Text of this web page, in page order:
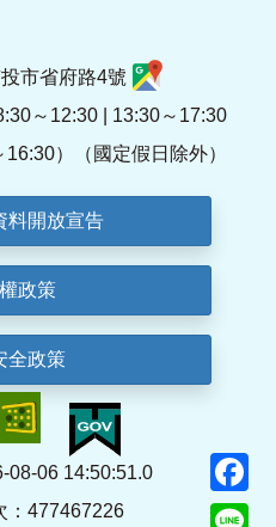
市省府路4號
～12:30 | 13:30～17:30
16:30）（國定假日除外）
料開放宣告
政策
全政策
08-06 14:50:51.0
：477467226